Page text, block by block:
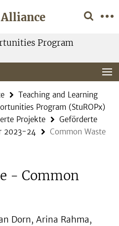
Program
Teaching and Learning
Program (StuROPx)
Projekte
Geförderte
2023-24
Common Waste
- Common
Dorn, Arina Rahma,